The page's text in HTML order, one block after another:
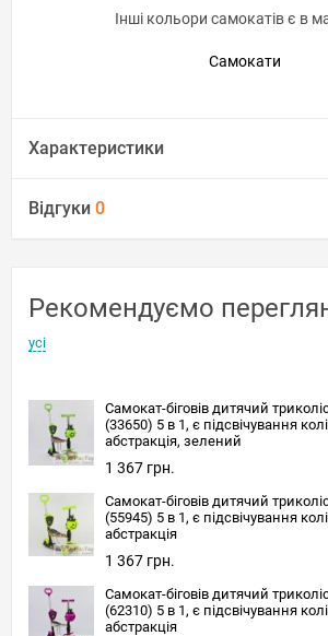
Інші кольори самокатів є в
Самокати
Характеристики
Відгуки 0
Рекомендуємо
усі
Самокат-біговів дитячий
(33650) 5 в 1, є підсвічування
абстракція, зелений
1 367 грн.
Самокат-біговів дитячий
(55945) 5 в 1, є підсвічування
абстракція
1 367 грн.
Самокат-біговів дитячий
(62310) 5 в 1, є підсвічування
абстракція